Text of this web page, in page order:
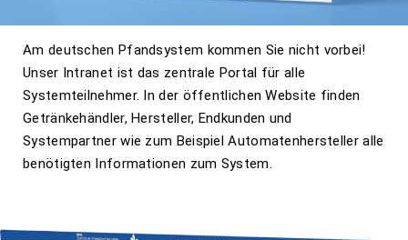
Am deutschen Pfandsystem kommen Sie nicht vorbei!
Unser Intranet ist das zentrale Portal für alle
Systemteilnehmer. In der öffentlichen Website finden
Getränkehändler, Hersteller, Endkunden und
Systempartner wie zum Beispiel Automatenhersteller alle
benötigten Informationen zum System.